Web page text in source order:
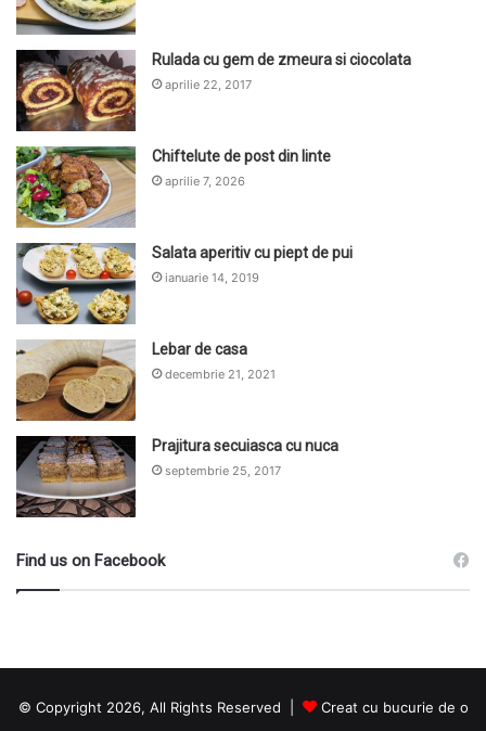
Rulada cu gem de zmeura si ciocolata
aprilie 22, 2017
Chiftelute de post din linte
aprilie 7, 2026
Salata aperitiv cu piept de pui
ianuarie 14, 2019
Lebar de casa
decembrie 21, 2021
Prajitura secuiasca cu nuca
septembrie 25, 2017
Find us on Facebook
© Copyright 2026, All Rights Reserved | Creat cu bucurie de o